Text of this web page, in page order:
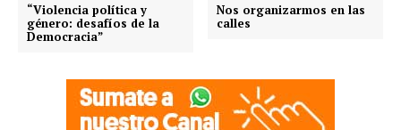
“Violencia política y
género: desafíos de la
Democracia”
Nos organizarmos en las
calles